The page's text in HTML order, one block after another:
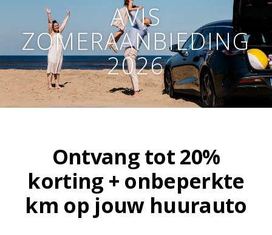
AVIS
ZOMERAANBIEDING
2026
Ontvang tot 20%
korting + onbeperkte
km op jouw huurauto